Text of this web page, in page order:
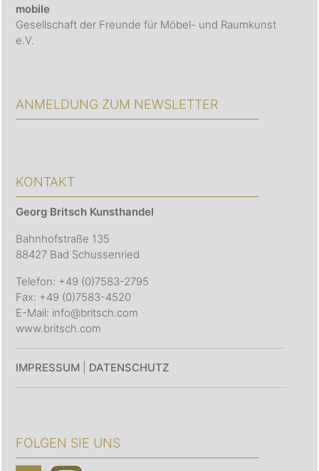
mobile
Gesellschaft der Freunde für Möbel- und Raumkunst
e.V.
ANMELDUNG ZUM NEWSLETTER
KONTAKT
Georg Britsch Kunsthandel
Bahnhofstraße 135
88427 Bad Schussenried
Telefon: +49 (0)7583-2795
Fax: +49 (0)7583-4520
E-Mail: info@britsch.com
www.britsch.com
IMPRESSUM DATENSCHUTZ
FOLGEN SIE UNS